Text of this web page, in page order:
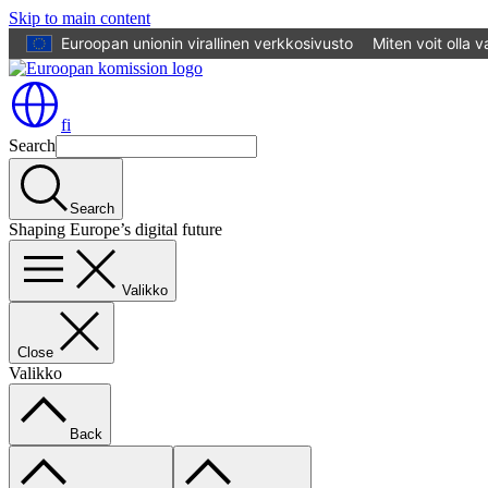
Skip to main content
Euroopan unionin virallinen verkkosivusto
Miten voit olla
fi
Search
Search
Shaping Europe’s digital future
Valikko
Close
Valikko
Back